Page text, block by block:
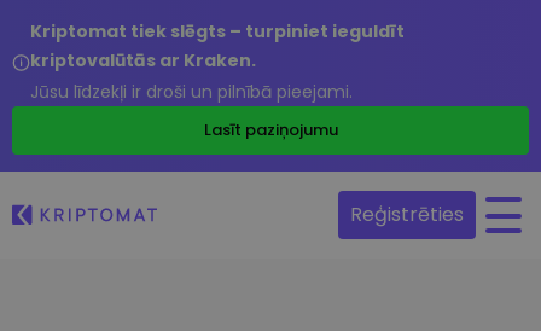
Kriptomat tiek slēgts – turpiniet ieguldīt
kriptovalūtās ar Kraken.
Jūsu līdzekļi ir droši un pilnībā pieejami.
Lasīt paziņojumu
Reģistrēties